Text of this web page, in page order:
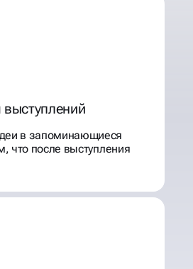
в запоминающиеся
что после выступления